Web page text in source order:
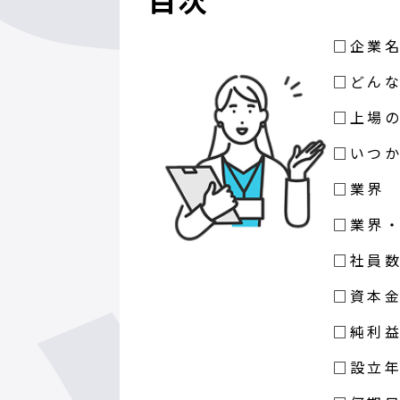
□企業
□どん
□上場
□いつ
□業界
□業界
□社員
□資本
□純利
□設立